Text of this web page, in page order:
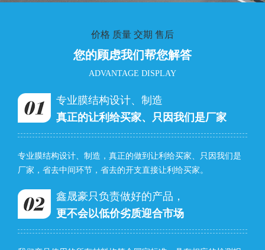
价格 质量 交期 售后
您的顾虑我们帮您解答
ADVANTAGE DISPLAY
专业膜结构设计、制造
真正的让利给买家、只因我们是厂家
专业膜结构设计、制造，真正的做到让利给买家、只因我们是
厂家，省去中间环节，省去的开支直接让利给买家。
鑫晟豪只负责做好的产品，
更不会以低价劣质迎合市场